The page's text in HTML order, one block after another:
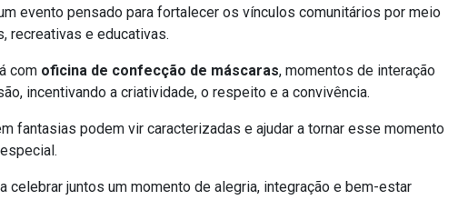
evento pensado para fortalecer os vínculos comunitários por meio
recreativas e educativas.
com oficina de confecção de máscaras, momentos de interação
incentivando a criatividade, o respeito e a convivência.
fantasias podem vir caracterizadas e ajudar a tornar esse momento
celebrar juntos um momento de alegria, integração e bem-estar